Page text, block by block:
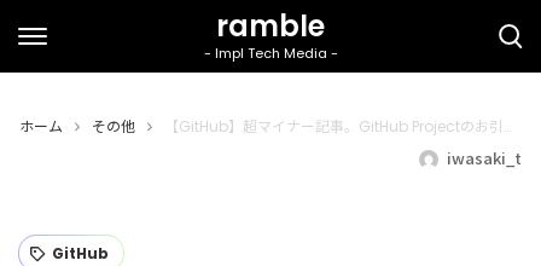
ホーム その他 【GitHub】超マイナー記事。GitHub Projectのお引越し。
iwasaki_t
GitHub